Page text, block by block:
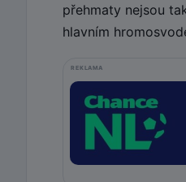
přehmaty nejsou
hlavním
REKLAMA